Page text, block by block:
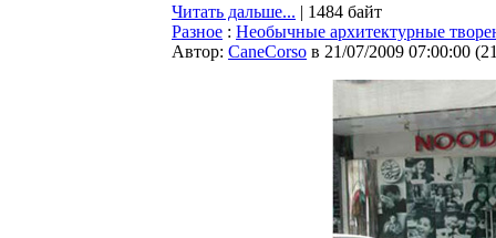
Читать дальше... | 1484 байт
Разное : Необычные архитектурные
Автор: CaneCorso в 21/07/2009 07:00:00 (